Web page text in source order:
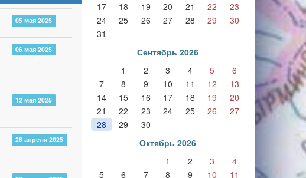
05 мая 2025
06 мая 2025
12 мая 2025
28 апреля 2025
17
18 19 20 21 22
23
24
25 26 27 28 29
30
31
Сентябрь 2026
1
2 3 4 5
6
7
8 9 10 11 12
13
14
15 16 17 18 19
20
21
22 23 24 25 26
27
28
29
30
Октябрь 2026
1
2 3
4
5
6 7 8 9 10
11